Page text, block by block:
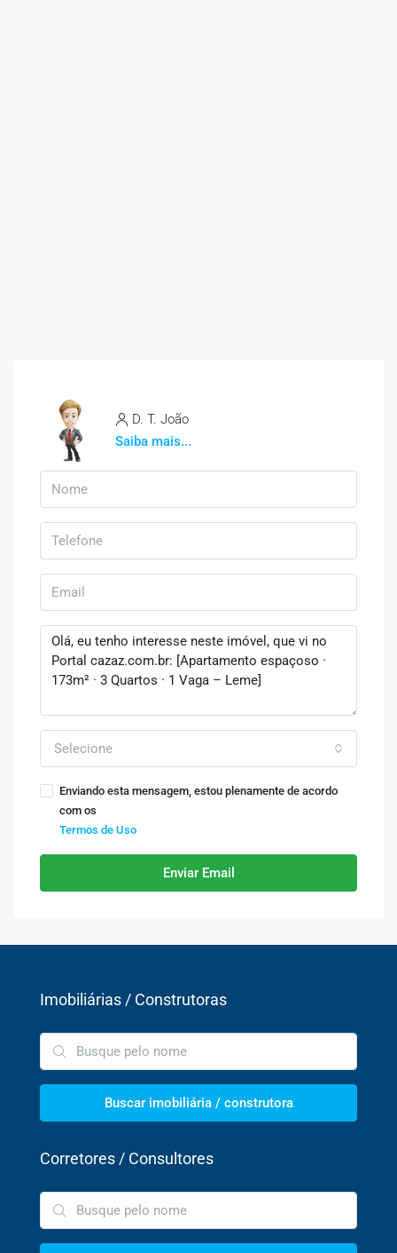
D. T. João
Saiba mais...
Selecione
Enviando esta mensagem, estou plenamente de acordo
com os
Termos de Uso
Enviar Email
Imobiliárias / Construtoras
Buscar imobiliária / construtora
Corretores / Consultores